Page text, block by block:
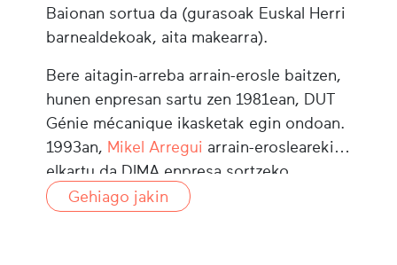
Baionan sortua da (gurasoak Euskal Herri
barnealdekoak, aita makearra).
Bere aitagin-arreba arrain-erosle baitzen,
hunen enpresan sartu zen 1981ean, DUT
Génie mécanique ikasketak egin ondoan.
1993an, Mikel Arregui arrain-eroslearekin
elkartu da DIMA enpresa sortzeko.
1994an, krisia garaia izan zen,
Gehiago jakin